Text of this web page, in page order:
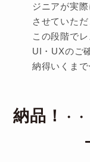
ジニアが実
させていただ
この段階で
UI・UXのご
納得いくま
納品！ ・